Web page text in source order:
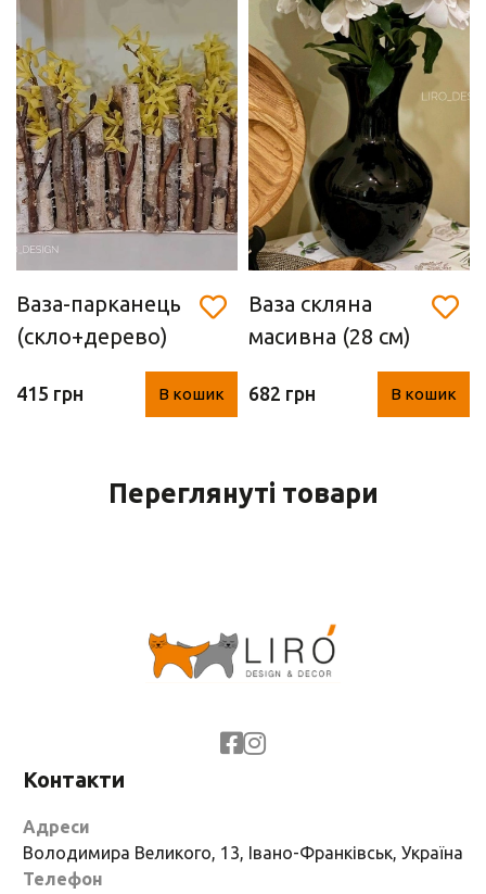
Ваза-парканець
(скло+дерево)
415 грн В кошик
Ваза скляна
масивна (28 см)
682 грн В кошик
Переглянуті товари
Контакти
Адреси
Володимира Великого, 13, Івано-Франківськ, Україна
Телефон